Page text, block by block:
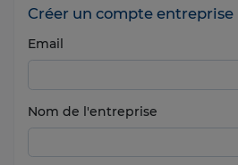
Créer un compte entreprise
Email
Nom de l'entreprise